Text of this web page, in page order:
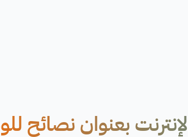
بعنوان نصائح